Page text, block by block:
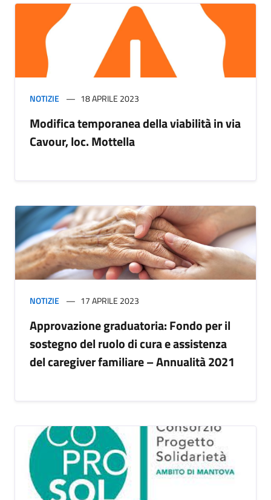
NOTIZIE 18 APRILE 2023
Modifica temporanea della viabilità in via
Cavour, loc. Mottella
NOTIZIE 17 APRILE 2023
Approvazione graduatoria: Fondo per il
sostegno del ruolo di cura e assistenza
del caregiver familiare – Annualità 2021